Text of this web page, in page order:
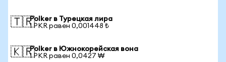
🇹🇷Polker в Турецкая лира
1 PKR равен 0,001448 ₺
🇰🇷Polker в Южнокорейская вона
1 PKR равен 0,0427 ₩